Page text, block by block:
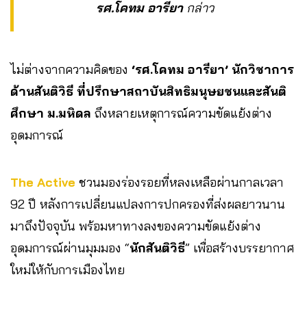
รศ.โคทม อารียากล่าว
ไม่ต่างจากความคิดของ ‘รศ.โคทม อารียา’ นักวิชาการ
ด้านสันติวิธี ที่ปรึกษาสถาบันสิทธิมนุษยชนและสันติ
ศึกษา ม.มหิดล ถึงหลายเหตุการณ์ความขัดแย้งต่าง
อุดมการณ์
The Active ชวนมองร่องรอยที่หลงเหลือผ่านกาลเวลา
92 ปี หลังการเปลี่ยนแปลงการปกครองที่ส่งผลยาวนาน
มาถึงปัจจุบัน พร้อมหาทางลงของความขัดแย้งต่าง
อุดมการณ์ผ่านมุมมอง “นักสันติวิธี” เพื่อสร้างบรรยากาศ
ใหม่ให้กับการเมืองไทย